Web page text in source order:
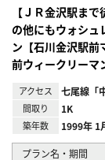
【ＪＲ金沢駅ま
の他にもウォシ
ン【石川金沢駅前
前ウィークリーマ
アクセス 七尾線「
間取り 1K
築年数
1999年 1
プラン名・期間